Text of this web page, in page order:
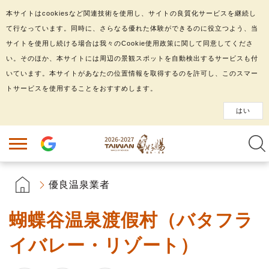
優良温泉業者
蝴蝶谷温泉渡假村（バタフラ
イバレー・リゾート）
本サイトはcookiesなど関連技術を使用し、サイトの良質化サービスを継続し
て行なっています。同時に、さらなる優れた体験ができるのに役立つよう、当
サイトを使用し続ける場合は我々のCookie使用政策に関して同意してくださ
い。そのほか、本サイトには周辺の景観スポットを自動検出するサービスも付
いています。本サイトがあなたの位置情報を取得するのを許可し、このスマー
トサービスを使用することをおすすめします。
はい